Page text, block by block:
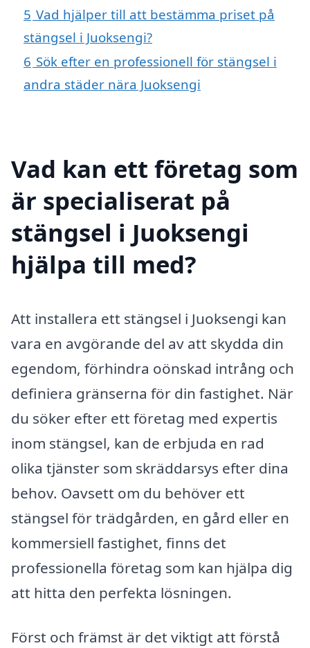
5 Vad hjälper till att bestämma priset på
stängsel i Juoksengi?
6 Sök efter en professionell för stängsel i
andra städer nära Juoksengi
Vad kan ett företag som
är specialiserat på
stängsel i Juoksengi
hjälpa till med?
Att installera ett stängsel i Juoksengi kan
vara en avgörande del av att skydda din
egendom, förhindra oönskad intrång och
definiera gränserna för din fastighet. När
du söker efter ett företag med expertis
inom stängsel, kan de erbjuda en rad
olika tjänster som skräddarsys efter dina
behov. Oavsett om du behöver ett
stängsel för trädgården, en gård eller en
kommersiell fastighet, finns det
professionella företag som kan hjälpa dig
att hitta den perfekta lösningen.
Först och främst är det viktigt att förstå